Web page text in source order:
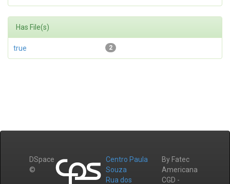
Has File(s)
2
true
DSpace
©
Centro Paula
Souza
Rua dos
By Fatec
Americana
CGD -